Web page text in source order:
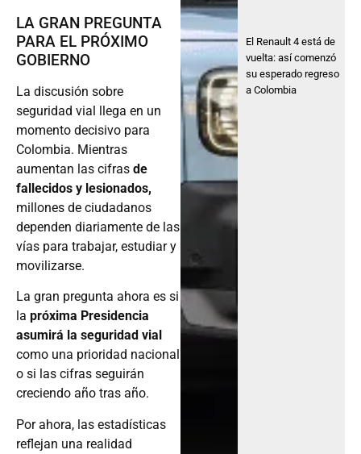
LA GRAN PREGUNTA
PARA EL PRÓXIMO
GOBIERNO
La discusión sobre
seguridad vial llega en un
momento decisivo para
Colombia. Mientras
aumentan las cifras de
fallecidos y lesionados,
millones de ciudadanos
dependen diariamente de las
vías para trabajar, estudiar y
movilizarse.
La gran pregunta ahora es si
la próxima Presidencia
asumirá la seguridad vial
como una prioridad nacional
o si las cifras seguirán
creciendo año tras año.
Por ahora, las estadísticas
reflejan una realidad
El Renault 4 está de
vuelta: así comenzó
su esperado regreso
a Colombia